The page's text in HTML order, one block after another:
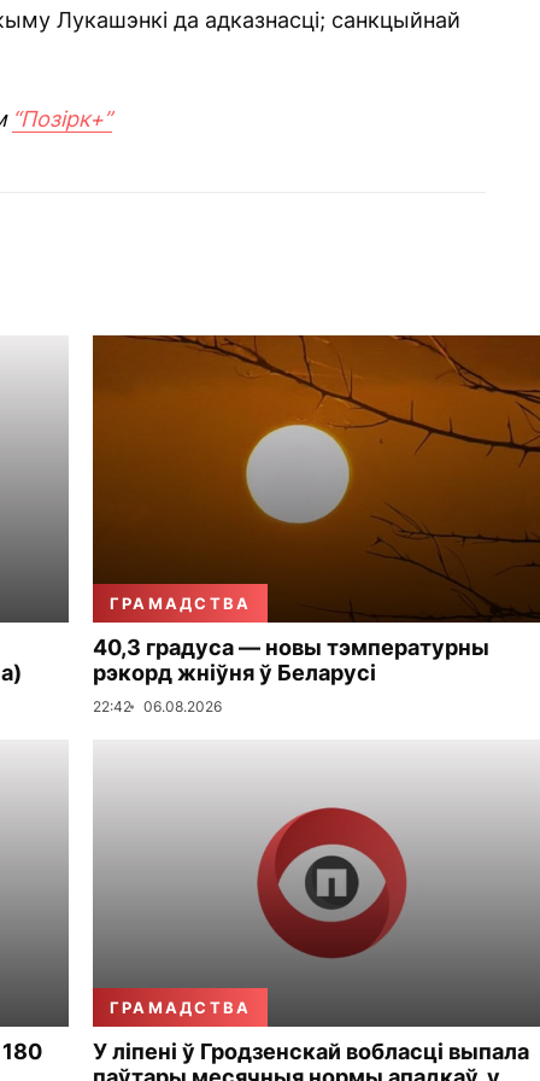
Лукашэнкі да адказнасці; санкцыйнай
“Позірк+”
ГРАМАДСТВА
40,3 градуса — новы тэмпературны
рэкорд жніўня ў Беларусі
22:42 06.08.2026
ГРАМАДСТВА
У ліпені ў Гродзенскай вобласці выпала